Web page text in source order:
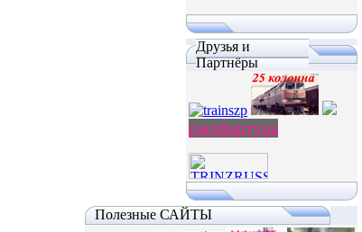
Друзья и
Партнёры
рждфартуна
Полезные САЙТЫ